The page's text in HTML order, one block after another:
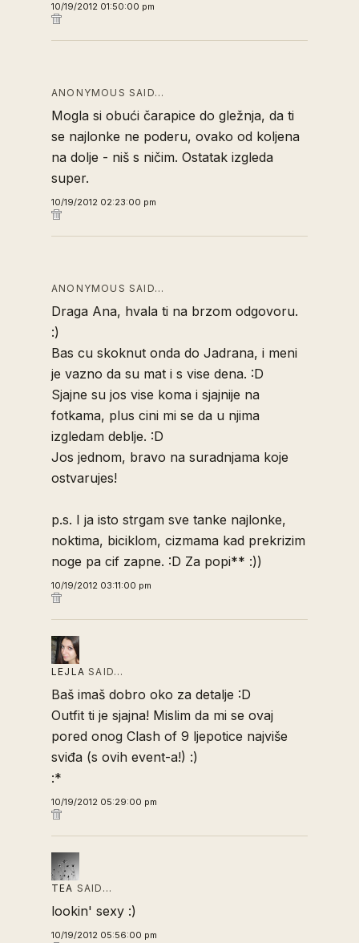
10/19/2012 01:50:00 pm
ANONYMOUS SAID…
Mogla si obući čarapice do gležnja, da ti
se najlonke ne poderu, ovako od koljena
na dolje - niš s ničim. Ostatak izgleda
super.
10/19/2012 02:23:00 pm
ANONYMOUS SAID…
Draga Ana, hvala ti na brzom odgovoru.
:)
Bas cu skoknut onda do Jadrana, i meni
je vazno da su mat i s vise dena. :D
Sjajne su jos vise koma i sjajnije na
fotkama, plus cini mi se da u njima
izgledam deblje. :D
Jos jednom, bravo na suradnjama koje
ostvarujes!
p.s. I ja isto strgam sve tanke najlonke,
noktima, biciklom, cizmama kad prekrizim
noge pa cif zapne. :D Za popi** :))
10/19/2012 03:11:00 pm
LEJLA SAID…
Baš imaš dobro oko za detalje :D
Outfit ti je sjajna! Mislim da mi se ovaj
pored onog Clash of 9 ljepotice najviše
sviđa (s ovih event-a!) :)
:*
10/19/2012 05:29:00 pm
TEA SAID…
lookin' sexy :)
10/19/2012 05:56:00 pm